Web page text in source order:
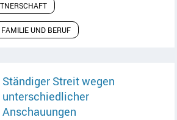
UND BERUF
Ständiger Streit wegen
unterschiedlicher
AnschauungenArtikel lesen